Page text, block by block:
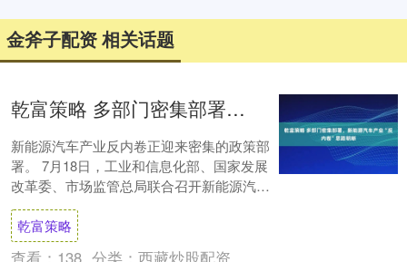
金斧子配资 相关话题
乾富策略 多部门密集部署，新能源汽车产业“反内卷”思路明晰
新能源汽车产业反内卷正迎来密集的政策部
署。 7月18日，工业和信息化部、国家发展
改革委、市场监管总局联合召开新能源汽车
行业座谈会，部署进一步规范新能源汽车产
业竞....
乾富策略